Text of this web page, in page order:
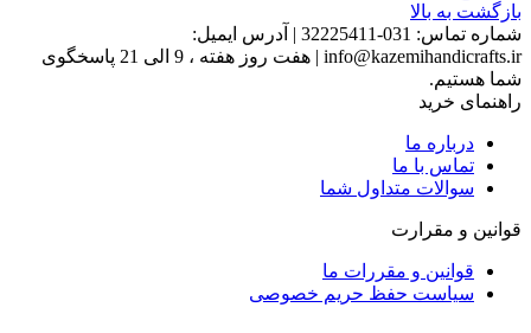
بازگشت به بالا
شماره تماس: 031-32225411
| آدرس ایمیل:
info@kazemihandicrafts.ir
|
هفت روز هفته ، 9 الی 21 پاسخگوی
شما هستیم.
راهنمای خرید
درباره ما
تماس با ما
سوالات متداول شما
قوانین و مقرارت
قوانین و مقررات ما
سیاست حفظ حریم خصوصی